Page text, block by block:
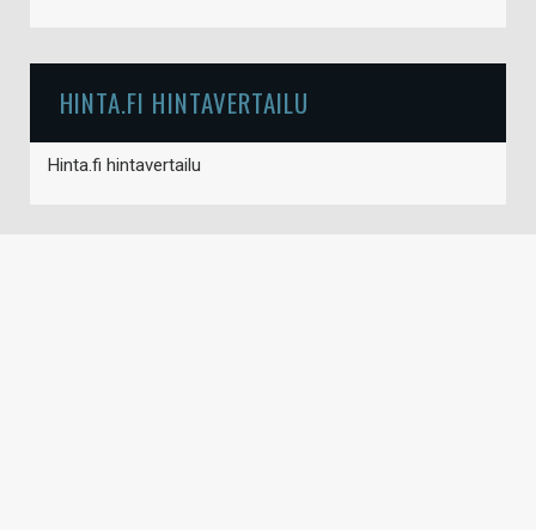
HINTA.FI HINTAVERTAILU
Hinta.fi hintavertailu